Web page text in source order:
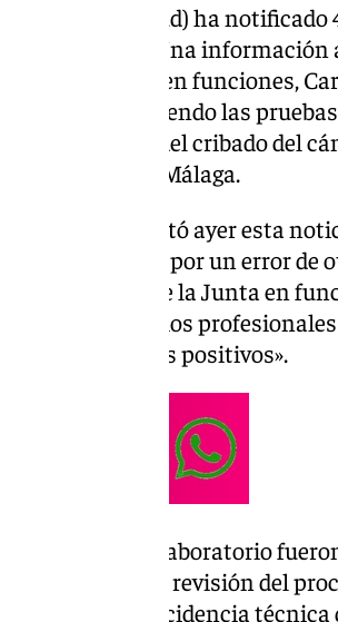
Andaluz de Salud) ha
en Málaga. Una
andaluz en funciones,
se están repitiendo las
del programa del cribado del
la Victoria de Málaga.
Hoy adelantó ayer esta
de la crisis por un error
La portavoz de la Junta en
por los propios
elevado de falsos positivos».
del laboratorio
iniciaron una revisión del
había una incidencia